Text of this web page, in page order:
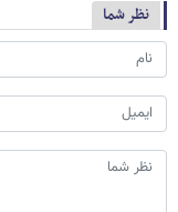
نظر شما